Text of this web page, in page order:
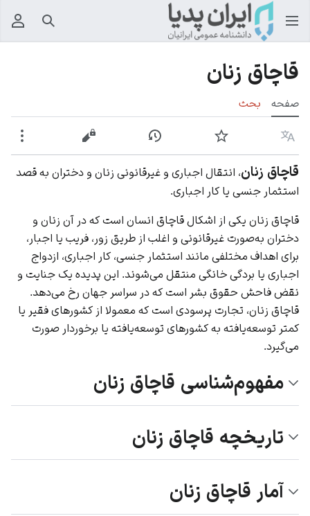
جستجو
قاچاق زنان
صفحه بحث
زبان پیگیری نمایش تاریخچهنمایش مبدأ
قاچاق زنان، انتقال اجباری و غیرقانونی زنان و دختران به قصد
استثمار جنسی یا کار اجباری.
قاچاق زنان یکی از اشکال قاچاق انسان است که در آن زنان و
دختران به‌صورت غیرقانونی و اغلب از طریق زور، فریب یا اجبار،
برای اهداف مختلفی مانند استثمار جنسی، کار اجباری، ازدواج
اجباری یا بردگی خانگی منتقل می‌شوند. این پدیده یک جنایت و
نقض فاحش حقوق بشر است که در سراسر جهان رخ می‌دهد.
قاچاق زنان، تجارت پرسودی است که معمولا از کشورهای فقیر یا
کمتر توسعه‌یافته به کشورهای توسعه‌یافته یا برخوردار صورت
می‌گیرد.
مفهوم‌شناسی قاچاق زنان
تاریخچه قاچاق زنان
آمار قاچاق زنان